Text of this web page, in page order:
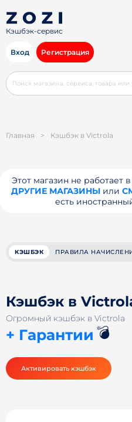
Кэшбэк-сервис
Вход Регистрация
Главная > Кэшбэк в Victrola
Этот магазин не работает
ДРУГИЕ МАГАЗИНЫили
есть
КЭШБЭК ПРАВИЛА
Кэшбэк в
Огромный кэшбэк в Victrola
+ Гарантии 💣
Активировать кэшбэк